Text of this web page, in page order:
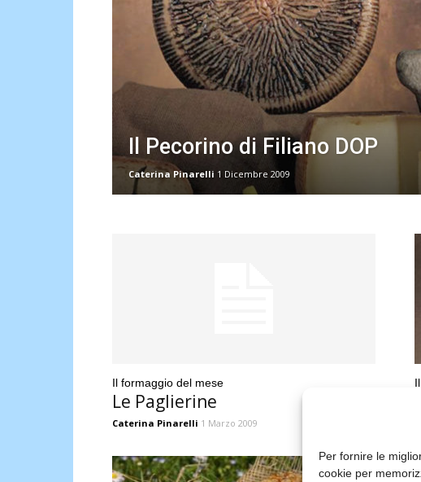
Per fornire le
cookie per
Il Pecorino di Filiano DOP
Caterina Pinarelli 1 Dicembre 2009
Il formaggio del mese
Le Paglierine
Caterina Pinarelli 1 Marzo 2009